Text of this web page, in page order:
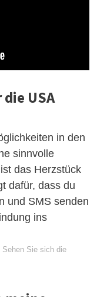
USA
in den
sinnvolle
das Herzstück
dafür, dass du
und SMS senden
ins
Sehen Sie sich die